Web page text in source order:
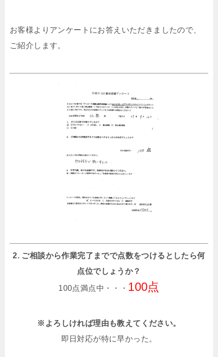
お客様よりアンケートにお答えいただきましたので、
ご紹介します。
2. ご相談から作業完了までで点数をつけるとしたら何
点位でしょうか？
100点満点中・・・ 100点
※よろしければ理由も教えてください。
即日対応が特に早かった。